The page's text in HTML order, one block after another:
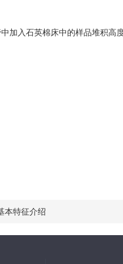
入石英棉床中的样品堆积高
本特征介绍